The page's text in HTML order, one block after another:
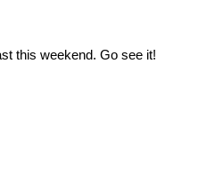
this weekend. Go see it!